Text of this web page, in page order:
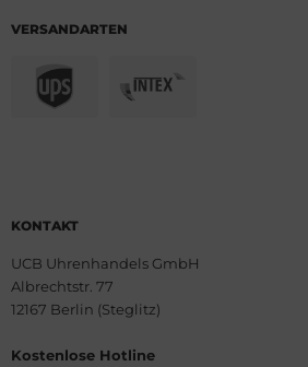
VERSANDARTEN
KONTAKT
UCB Uhrenhandels GmbH
Albrechtstr. 77
12167 Berlin (Steglitz)
Kostenlose Hotline